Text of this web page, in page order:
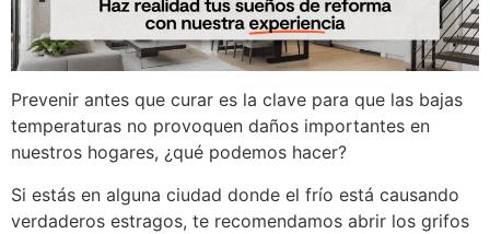
Prevenir antes que curar es la clave para que las bajas
temperaturas no provoquen daños importantes en
nuestros hogares, ¿qué podemos hacer?
Si estás en alguna ciudad donde el frío está causando
verdaderos estragos, te recomendamos abrir los grifos